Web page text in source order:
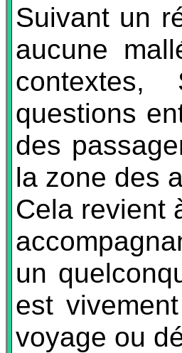
Suivant un
aucune
questions
des
la zone des
Cela revient
un
est
voyage ou